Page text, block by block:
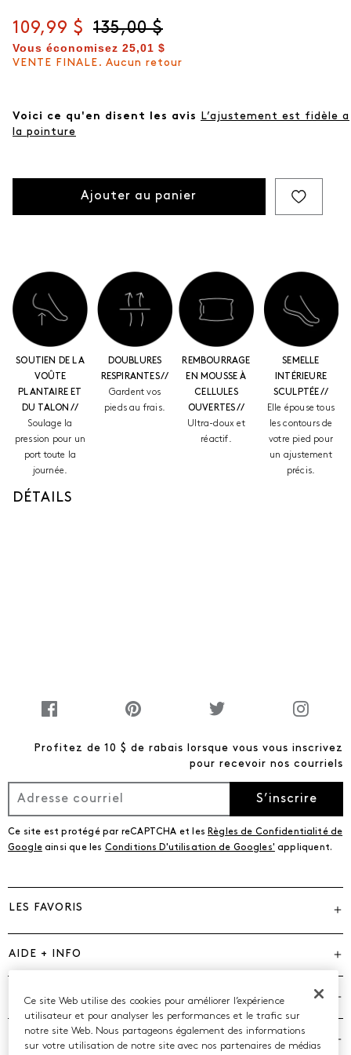
page.
Prix actuel
109,99 $ Prix d'origine
135,00 $
Vous économisez 25,01 $
VENTE FINALE. Aucun retour
Voici ce qu'en disent les avis
L’ajustement est fidèle a
la pointure
Ajouter au panier
SOUTIEN DE LA
VOÛTE
PLANTAIRE ET
DU TALON //
Soulage la
pression pour un
port toute la
journée.
DOUBLURES
RESPIRANTES //
Gardent vos
pieds au frais.
REMBOURRAGE
EN MOUSSE À
CELLULES
OUVERTES //
Ultra-doux et
réactif.
SEMELLE
INTÉRIEURE
SCULPTÉE //
Elle épouse tous
les contours de
votre pied pour
un ajustement
précis.
DÉTAILS
Profitez de 10 $ de rabais lorsque vous vous inscrivez
pour recevoir nos courriels
S’inscrire
Ce site est protégé par reCAPTCHA et les Règles de Confidentialité de
Googleainsi que les Conditions D'utilisation de Googles' appliquent.
LES FAVORIS
AIDE + INFO
MARQUES
Ce site Web utilise des cookies pour améliorer l’expérience
utilisateur et pour analyser les performances et le trafic sur
notre site Web. Nous partageons également des informations
sur votre utilisation de notre site avec nos partenaires de médias